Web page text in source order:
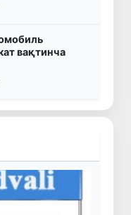
вақтинча